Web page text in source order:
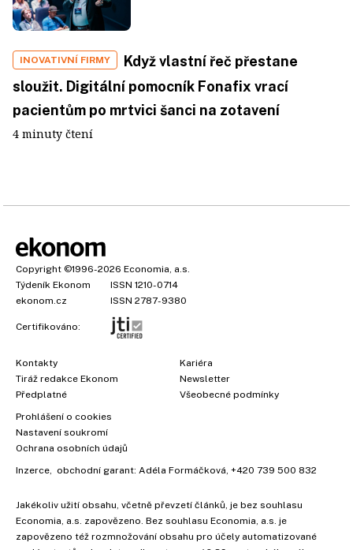
INOVATIVNÍ FIRMY
Když vlastní řeč přestane
sloužit. Digitální pomocník Fonafix vrací
pacientům po mrtvici šanci na zotavení
4 minuty čtení
Copyright ©1996-2026 Economia, a.s.
Týdeník Ekonom
ISSN 1210-0714
ekonom.cz
ISSN 2787-9380
Certifikováno:
Kontakty
Tiráž redakce Ekonom
Předplatné
Kariéra
Newsletter
Všeobecné podmínky
Prohlášení o cookies
Nastavení soukromí
Ochrana osobních údajů
Inzerce , obchodní garant: Adéla Formáčková +420 739 500 832
Jakékoliv užití obsahu, včetně převzetí článků, je bez souhlasu
Economia, a.s. zapovězeno. Bez souhlasu Economia, a.s. je
zapovězeno též rozmnožování obsahu pro účely automatizované